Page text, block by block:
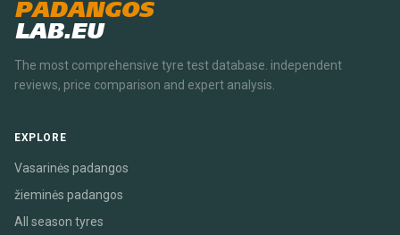
PADANGOS
LAB.EU
The most comprehensive tyre test database. independent
reviews, price comparison and expert analysis.
EXPLORE
Vasarinės padangos
žieminės padangos
All season tyres